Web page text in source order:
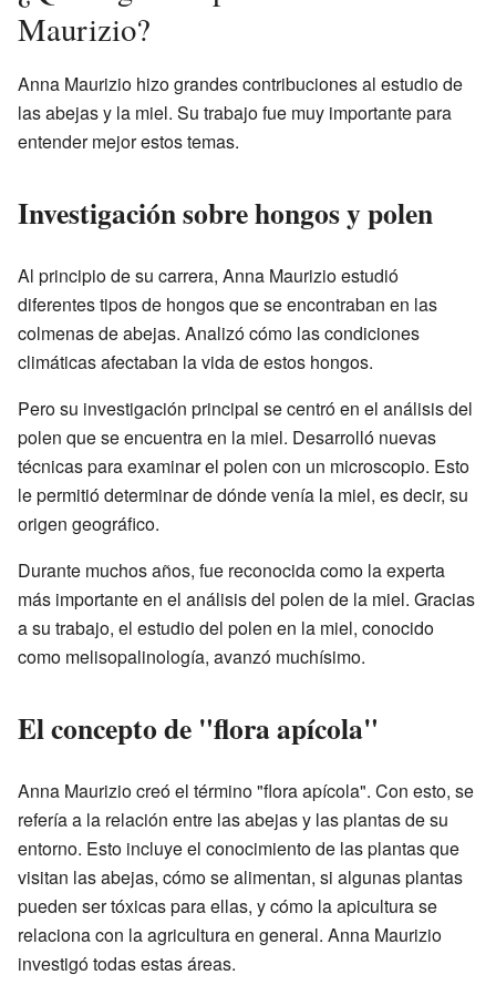
Maurizio?
Anna Maurizio hizo grandes contribuciones al estudio de
las abejas y la miel. Su trabajo fue muy importante para
entender mejor estos temas.
Investigación sobre hongos y polen
Al principio de su carrera, Anna Maurizio estudió
diferentes tipos de hongos que se encontraban en las
colmenas de abejas. Analizó cómo las condiciones
climáticas afectaban la vida de estos hongos.
Pero su investigación principal se centró en el análisis del
polen que se encuentra en la miel. Desarrolló nuevas
técnicas para examinar el polen con un microscopio. Esto
le permitió determinar de dónde venía la miel, es decir, su
origen geográfico.
Durante muchos años, fue reconocida como la experta
más importante en el análisis del polen de la miel. Gracias
a su trabajo, el estudio del polen en la miel, conocido
como melisopalinología, avanzó muchísimo.
El concepto de "flora apícola"
Anna Maurizio creó el término "flora apícola". Con esto, se
refería a la relación entre las abejas y las plantas de su
entorno. Esto incluye el conocimiento de las plantas que
visitan las abejas, cómo se alimentan, si algunas plantas
pueden ser tóxicas para ellas, y cómo la apicultura se
relaciona con la agricultura en general. Anna Maurizio
investigó todas estas áreas.